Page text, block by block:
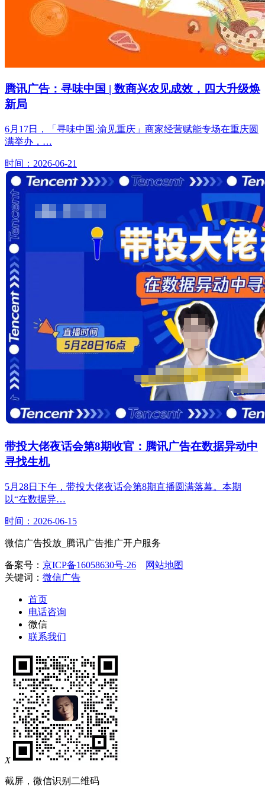
腾讯广告：寻味中国 | 数商兴农见成效，四大升级焕
新局
6月17日，「寻味中国·渝见重庆」商家经营赋能专场在重庆圆
满举办，…
时间：2026-06-21
带投大佬夜话会第8期收官：腾讯广告在数据异动中
寻找生机
5月28日下午，带投大佬夜话会第8期直播圆满落幕。本期
以“在数据异…
时间：2026-06-15
微信广告投放_腾讯广告推广开户服务
备案号： 京ICP备16058630号-26
网站地图
关键词： 微信广告
首页
电话咨询
微信
联系我们
X
截屏，微信识别二维码